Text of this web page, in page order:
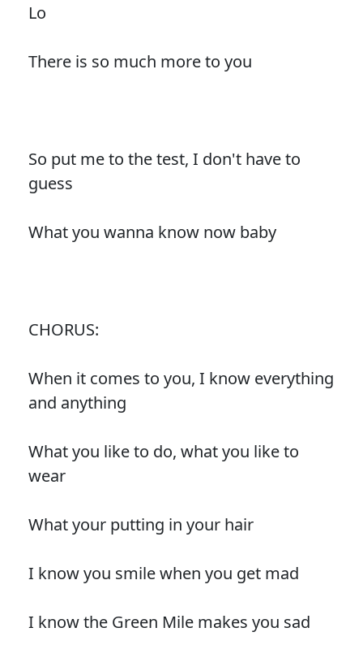
Lo
There is so much more to you
So put me to the test, I don't have to
guess
What you wanna know now baby
CHORUS:
When it comes to you, I know everything
and anything
What you like to do, what you like to
wear
What your putting in your hair
I know you smile when you get mad
I know the Green Mile makes you sad